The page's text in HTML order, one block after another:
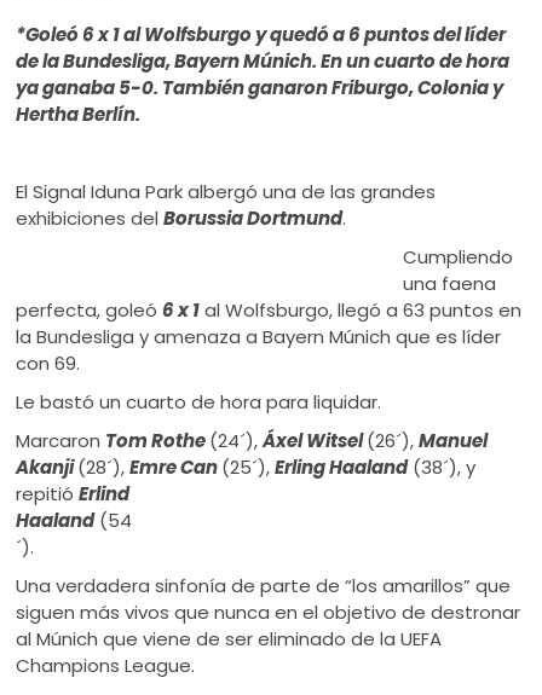
ú
*Goleó 6 x 1 al Wolfsburgo y quedó a 6 puntos del líder
de la Bundesliga, Bayern Múnich. En un cuarto de hora
ya ganaba 5-0. También ganaron Friburgo, Colonia y
Hertha Berlín.
El Signal Iduna Park albergó una de las grandes
exhibiciones delBorussia Dortmund.
Cumpliendo
una faena
perfecta, goleó 6 x 1 al Wolfsburgo, llegó a 63 puntos en
la Bundesliga y amenaza a Bayern Múnich que es líder
con 69.
Le bastó un cuarto de hora para liquidar.
Marcaron Tom Rothe(24´),Áxel Witsel(26´),Manuel
Akanji(28´),Emre Can(25´),ErlingHaaland(38´), y
repitióErlind
Haaland(54
´).
Una verdadera sinfonía de parte de “los amarillos” que
siguen más vivos que nunca en el objetivo de destronar
al Múnich que viene de ser eliminado de la UEFA
Champions League.